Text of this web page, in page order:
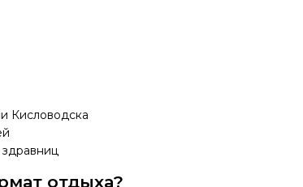
Кисловодска
отдыха?